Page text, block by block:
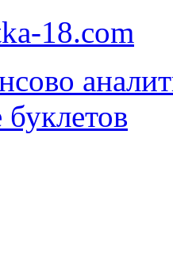
18.com
буклетов